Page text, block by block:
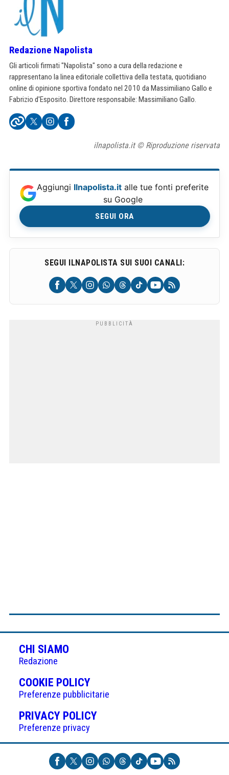
Redazione Napolista
Gli articoli firmati "Napolista" sono a cura della redazione e
rappresentano la linea editoriale collettiva della testata, quotidiano
online di opinione sportiva fondato nel 2010 da Massimiliano Gallo e
Fabrizio d'Esposito. Direttore responsabile: Massimiliano Gallo.
ilnapolista.it © Riproduzione riservata
Aggiungi Ilnapolista.it alle tue fonti preferite
su Google
SEGUI ORA
SEGUI ILNAPOLISTA SUI SUOI CANALI:
CHI SIAMO
Redazione
COOKIE POLICY(APRE
IN
UNA
NUOVA
Preferenze pubblicitarie
PRIVACY POLICY(APRE
UNA
NUOVA
SCHEDA)
Preferenze privacy